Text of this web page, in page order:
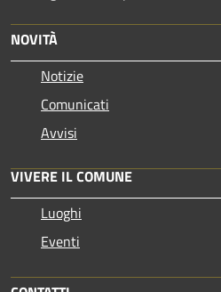
NOVITÀ
Notizie
Comunicati
Avvisi
VIVERE IL COMUNE
Luoghi
Eventi